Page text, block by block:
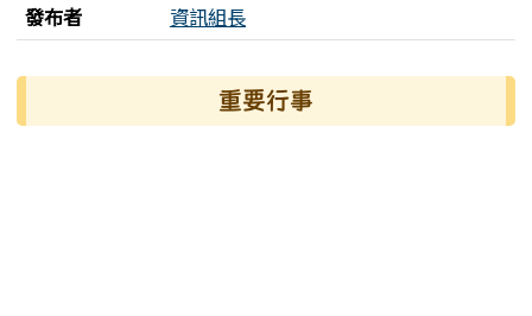
發布者
資訊組長
左邊區域內容 重要行事